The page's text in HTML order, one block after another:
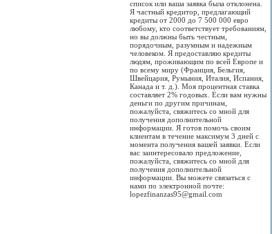
список или ваша заявка была отклонена.
Я частный кредитор, предлагающий
кредиты от 2000 до 7 500 000 евро
любому, кто соответствует требованиям,
но вы должны быть честным,
порядочным, разумным и надежным
человеком. Я предоставляю кредиты
людям, проживающим по всей Европе и
по всему миру (Франция, Бельгия,
Швейцария, Румыния, Италия, Испания,
Канада и т. д.). Моя процентная ставка
составляет 2% годовых. Если вам нужны
деньги по другим причинам,
пожалуйста, свяжитесь со мной для
получения дополнительной
информации. Я готов помочь своим
клиентам в течение максимум 3 дней с
момента получения вашей заявки. Если
вас заинтересовало предложение,
пожалуйста, свяжитесь со мной для
получения дополнительной
информации. Вы можете связаться с
нами по электронной почте:
lopezfinanzas95@gmail.com